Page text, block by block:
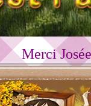
Merci